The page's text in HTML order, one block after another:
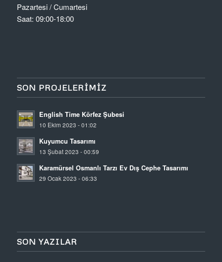
Pazartesi / Cumartesi
Saat: 09:00-18:00
SON PROJELERIMIZ
English Time Körfez Şubesi
10 Ekim 2023 - 01:02
Kuyumcu Tasarımı
13 Şubat 2023 - 00:59
Karamürsel Osmanlı Tarzı Ev Dış Cephe Tasarımı
29 Ocak 2023 - 06:33
SON YAZILAR